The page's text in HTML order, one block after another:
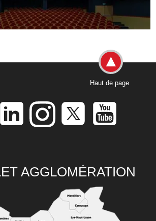
Haut de page
AGGLOMÉRATION